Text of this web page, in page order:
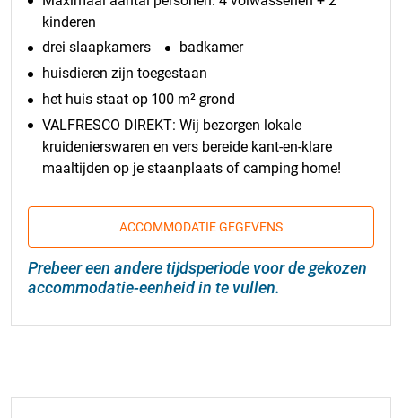
kinderen
drei slaapkamers
badkamer
huisdieren zijn toegestaan
het huis staat op 100 m² grond
VALFRESCO DIREKT: Wij bezorgen lokale
kruidenierswaren en vers bereide kant-en-klare
maaltijden op je staanplaats of camping home!
ACCOMMODATIE GEGEVENS
Prebeer een andere tijdsperiode voor de gekozen
accommodatie-eenheid in te vullen.